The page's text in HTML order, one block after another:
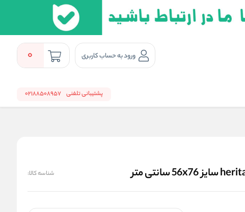
ورود به حساب کاربری 0
پشتیبانی تلفنی 02188508957
شناسه کالا: